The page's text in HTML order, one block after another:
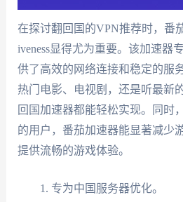
在探讨翻回国的VPN推荐时，番
iveness显得尤为重要。该加速器
供了高效的网络连接和稳定的服
热门电影、电视剧，还是听最新
回国加速器都能轻松实现。同时
的用户，番茄加速器能显著减少
提供流畅的游戏体验。
专为中国服务器优化。